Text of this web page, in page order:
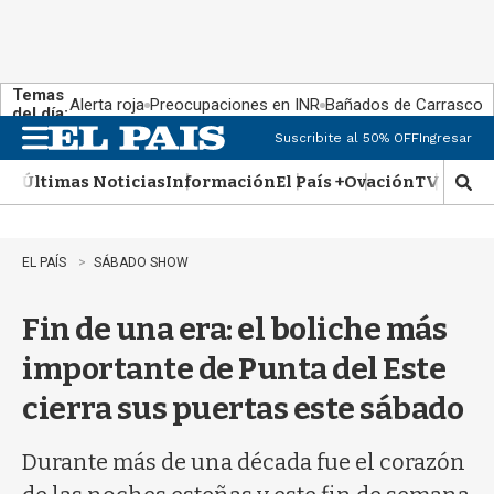
Temas
del día:Alerta roja Preocupaciones en INR Bañados de Carrasco
n
u
Suscribite al 50% OFFIngresar
Últimas NoticiasInformaciónEl País +OvaciónTV Show
M
o
q
d
EL PAÍS SÁBADO SHOW
Fin de una era: el boliche más
importante de Punta del Este
cierra sus puertas este sábado
Durante más de una década fue el corazón